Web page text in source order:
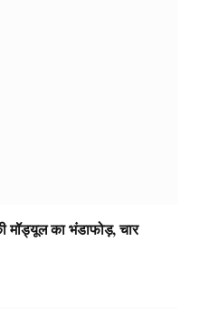
मॉड्यूल का भंडाफोड़, चार